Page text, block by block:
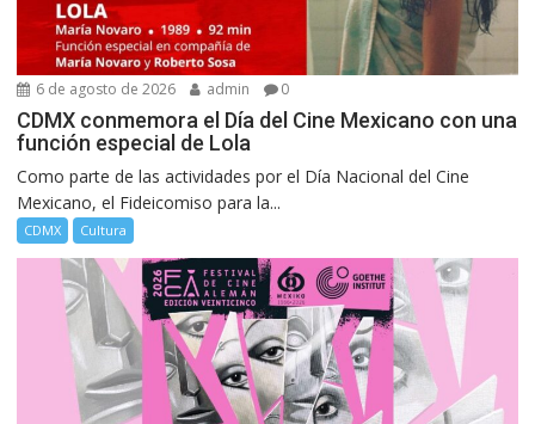
6 de agosto de 2026 admin 0
CDMX conmemora el Día del Cine Mexicano con una
función especial de Lola
Como parte de las actividades por el Día Nacional del Cine
Mexicano, el Fideicomiso para la...
CDMX Cultura